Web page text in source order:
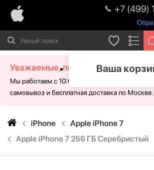
+7 (499)
Ваша
Уважаемые, посетители!
Мы работаем с 10:00 - 21:00 без выходных.
самовывоз и бесплатная доставка по Москве.
iPhone
Apple iPhone 7
Apple iPhone 7 256 ГБ Серебристый